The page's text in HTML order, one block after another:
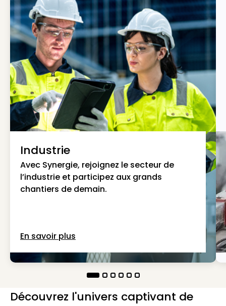
Industrie
Avec Synergie, rejoignez le secteur de
l’industrie et participez aux grands
chantiers de demain.
En savoir plus
Découvrez l'univers captivant de